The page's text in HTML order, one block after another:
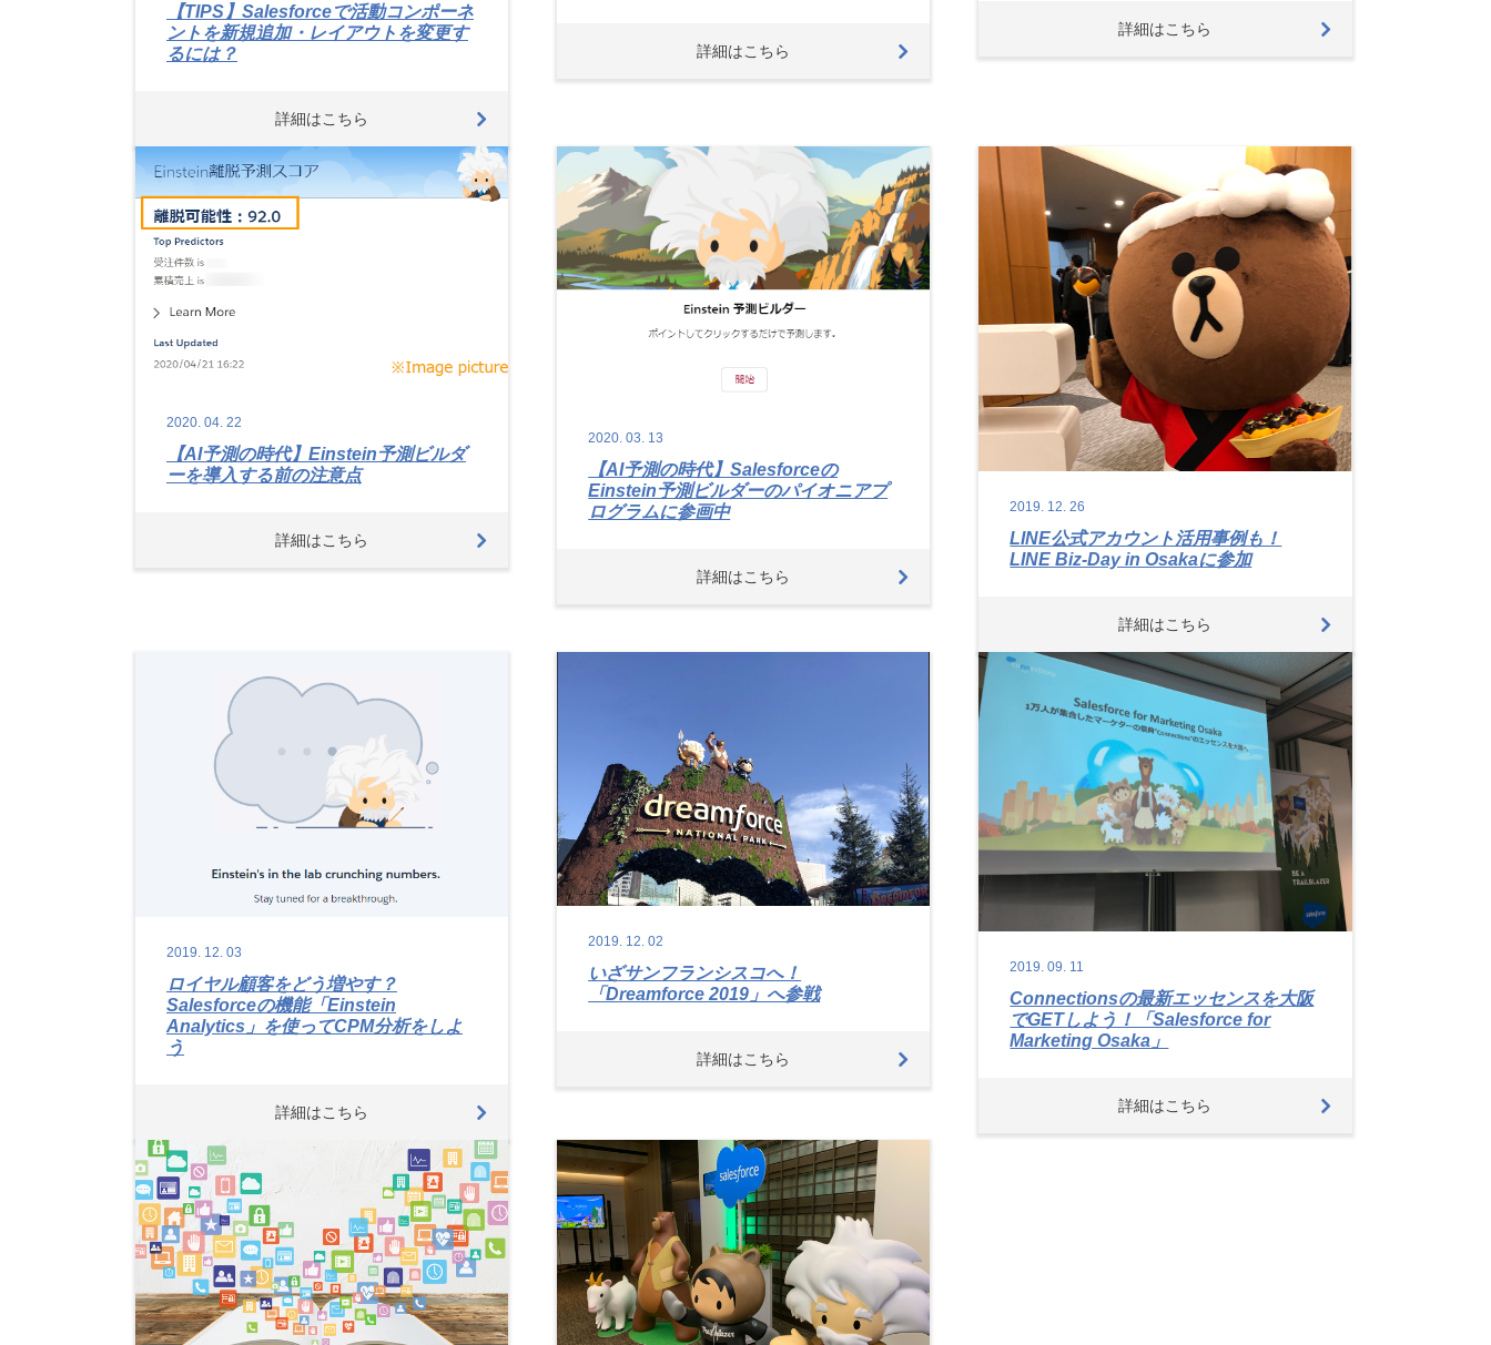
【TIPS】Salesforceで活動コンポーネ
ントを新規追加・レイアウトを変更す
るには？
詳細はこちら
詳細はこちら
詳細はこちら
2020. 04. 22
【AI予測の時代】Einstein予測ビルダ
ーを導入する前の注意点
詳細はこちら
2020. 03. 13
【AI予測の時代】Salesforceの
Einstein予測ビルダーのパイオニアプ
ログラムに参画中
詳細はこちら
2019. 12. 26
LINE公式アカウント活用事例も！
LINE Biz-Day in Osakaに参加
詳細はこちら
2019. 12. 03
ロイヤル顧客をどう増やす？
Salesforceの機能「Einstein
Analytics」を使ってCPM分析をしよ
う
詳細はこちら
2019. 12. 02
いざサンフランシスコへ！
「Dreamforce 2019」へ参戦
詳細はこちら
2019. 09. 11
Connectionsの最新エッセンスを大阪
でGETしよう！「Salesforce for
Marketing Osaka」
詳細はこちら